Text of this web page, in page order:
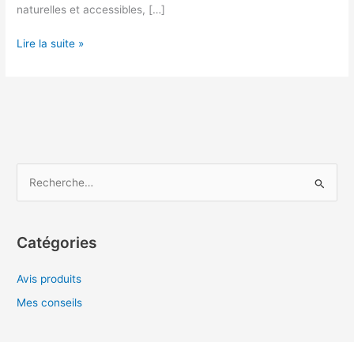
naturelles et accessibles, […]
Comment
?
Lire la suite »
h
r
c
Catégories
Avis produits
Mes conseils